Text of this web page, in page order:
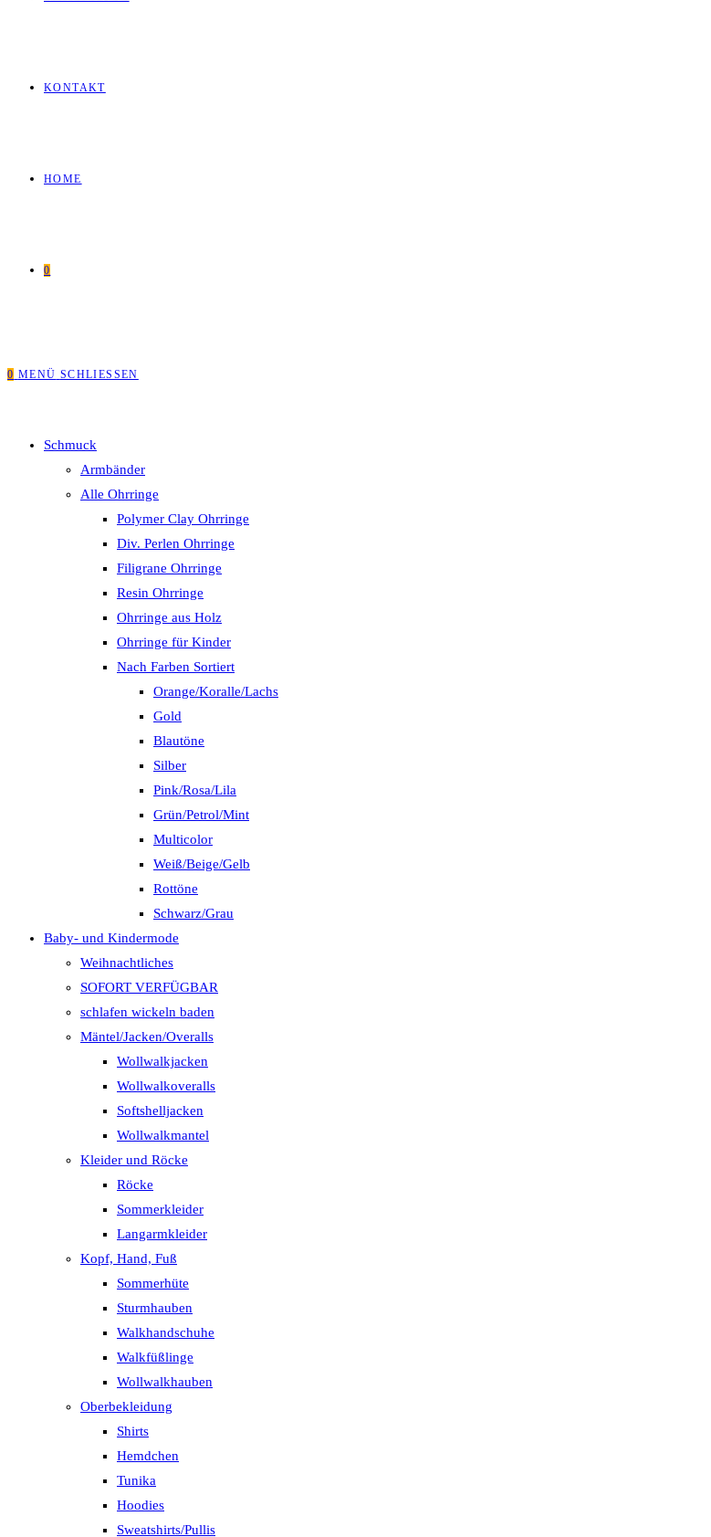
KONTAKT
HOME
0
0 MENÜ SCHLIESSEN
Schmuck
Armbänder
Alle Ohrringe
Polymer Clay Ohrringe
Div. Perlen Ohrringe
Filigrane Ohrringe
Resin Ohrringe
Ohrringe aus Holz
Ohrringe für Kinder
Nach Farben Sortiert
Orange/Koralle/Lachs
Gold
Blautöne
Silber
Pink/Rosa/Lila
Grün/Petrol/Mint
Multicolor
Weiß/Beige/Gelb
Rottöne
Schwarz/Grau
Baby- und Kindermode
Weihnachtliches
SOFORT VERFÜGBAR
schlafen wickeln baden
Mäntel/Jacken/Overalls
Wollwalkjacken
Wollwalkoveralls
Softshelljacken
Wollwalkmantel
Kleider und Röcke
Röcke
Sommerkleider
Langarmkleider
Kopf, Hand, Fuß
Sommerhüte
Sturmhauben
Walkhandschuhe
Walkfüßlinge
Wollwalkhauben
Oberbekleidung
Shirts
Hemdchen
Tunika
Hoodies
Sweatshirts/Pullis